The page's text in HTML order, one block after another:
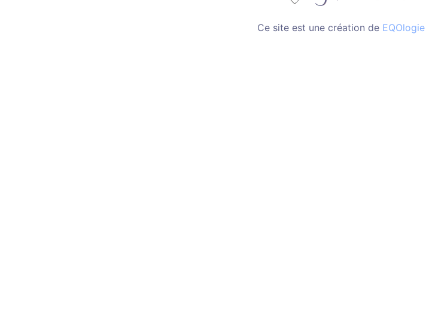
Ce site est une création de EQOlogie